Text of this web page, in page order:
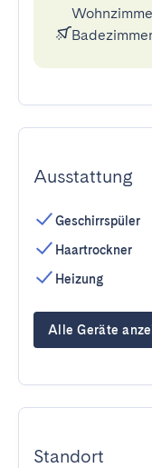
Ausstattung
Geschirrspüler
Haartrockner
Heizung
Alle Geräte
Standort